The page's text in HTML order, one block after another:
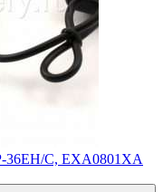
36EH/C, EXA0801XA